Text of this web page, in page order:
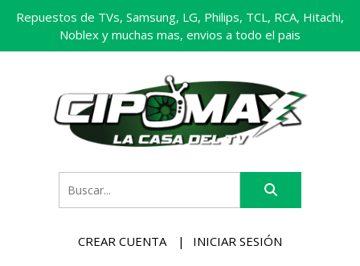
Repuestos de TVs, Samsung, LG, Philips, TCL, RCA, Hitachi,
Noblex y muchas mas, envios a todo el pais
CREAR CUENTA INICIAR SESIÓN